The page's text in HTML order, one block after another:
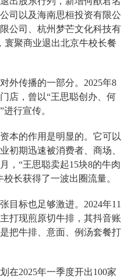
司以及海南思桓投资有限公
公司、杭州梦芒文化科技有
寰聚商业退出北京牛校长餐
外传播的一部分。2025年8
店，曾以“王思聪创办、何
行宣传。
本的作用是明显的。它可以
初期迅速被消费者、商场、
，“王思聪卖起15块8的牛肉
长获得了一波出圈流量。
目标也足够激进。2024年11
打现煎原切牛排，其抖音账
把牛排、意面、例汤套餐打
在2025年一季度开出100家